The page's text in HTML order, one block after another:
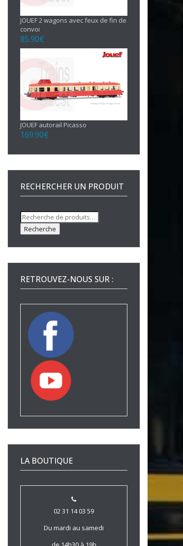
JOUEF 2 wagons avec feux de fin de
convoi
85.90€
JOUEF autorail Picasso
169.90€
RECHERCHER UN PRODUIT
Recherche
pour :
Recherche
RETROUVEZ-NOUS SUR :
LA BOUTIQUE
02 31 14 03 59
Du mardi au samedi